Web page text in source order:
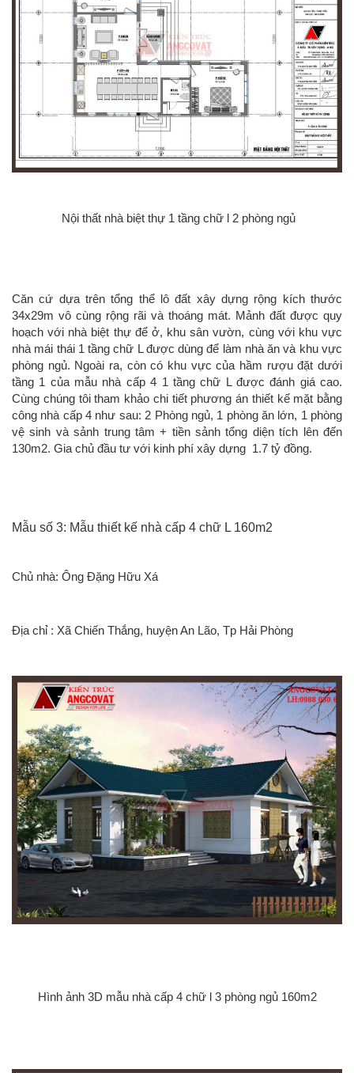
Nội thất nhà biệt thự 1 tầng chữ l 2 phòng ngủ
Căn cứ dựa trên tổng thể lô đất xây dựng rộng kích thước
34x29m vô cùng rộng rãi và thoáng mát. Mảnh đất được quy
hoạch với nhà biệt thự để ở, khu sân vườn, cùng với khu vực
nhà mái thái 1 tầng chữ L được dùng để làm nhà ăn và khu vực
phòng ngủ. Ngoài ra, còn có khu vực của hầm rượu đặt dưới
tầng 1 của mẫu nhà cấp 4 1 tầng chữ L được đánh giá cao.
Cùng chúng tôi tham khảo chi tiết phương án thiết kế mặt bằng
công nhà cấp 4 như sau: 2 Phòng ngủ, 1 phòng ăn lớn, 1 phòng
vệ sinh và sảnh trung tâm + tiền sảnh tổng diện tích lên đến
130m2. Gia chủ đầu tư với kinh phí xây dựng 1.7 tỷ đồng.
Mẫu số 3: Mẫu thiết kế nhà cấp 4 chữ L 160m2
Chủ nhà: Ông Đặng Hữu Xá
Địa chỉ : Xã Chiến Thắng, huyện An Lão, Tp Hải Phòng
Hình ảnh 3D mẫu nhà cấp 4 chữ l 3 phòng ngủ 160m2